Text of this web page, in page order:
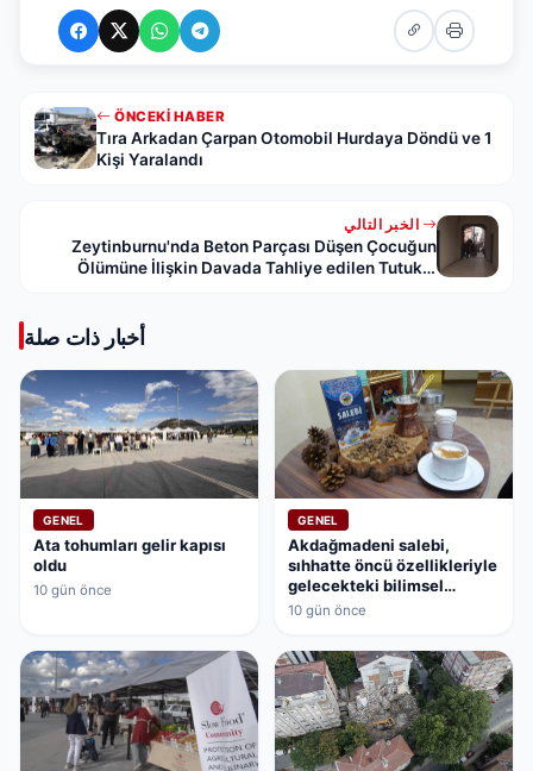
ÖNCEKI HABER
Tıra Arkadan Çarpan Otomobil Hurdaya Döndü ve 1
Kişi Yaralandı
Zeytinburnu'nda Beton Parçası Düşen Çocuğun
Ölümüne İlişkin Davada Tahliye edilen Tutuklu
أخبار ذات صلة
GENEL
Ata tohumları gelir kapısı
oldu
10 gün önce
GENEL
Akdağmadeni salebi,
sıhhatte öncü özellikleriyle
gelecekteki bilimsel
çalışmaların kapısını
10 gün önce